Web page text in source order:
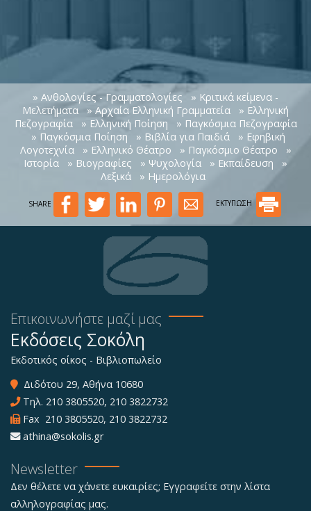
» Ανθολογίες - Γραμματολογίες
» Κριτικά κείμενα -
Μελετήματα
» Αρχαία Ελληνική Γραμματεία
» Ελληνική
Πεζογραφία
» Ελληνική Ποίηση
» Παγκόσμια Πεζογραφία
» Παγκόσμια Ποίηση
» Βιβλία για Παιδιά
» Εφηβική
Λογοτεχνία
» Ελληνικό Θέατρο » Παγκόσμιο Θέατρο
»
Ιστορία
» Βιογραφίες » Ψυχολογία » Εκπαίδευση
»
Λεξικά
» Ημερολόγια
SHARE ΕΚΤΥΠΩΣΗ
Επικοινωνήστε μαζί μας
Εκδόσεις Σοκόλη
Εκδοτικός οίκος - Βιβλιοπωλείο
Διδότου 29, Αθήνα 10680
Τηλ. 210 3805520, 210 3822732
Fax 210 3805520, 210 3822732
athina@sokolis.gr
Newsletter
Δεν θέλετε να χάνετε ευκαιρίες; Εγγραφείτε στην λίστα
αλληλογραφίας μας.